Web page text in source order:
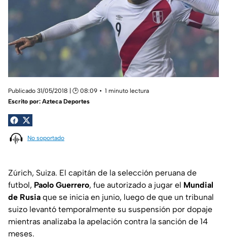
Publicado 31/05/2018 | 🕑 08:09
1 minuto lectura
Escrito por: Azteca Deportes
No soportado
Zúrich, Suiza. El capitán de la selección peruana de
futbol, Paolo Guerrero, fue autorizado a jugar el Mundial
de Rusia que se inicia en junio, luego de que un tribunal
suizo levantó temporalmente su suspensión por dopaje
mientras analizaba la apelación contra la sanción de 14
meses.